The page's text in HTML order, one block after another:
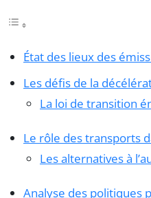
État des lieux des
Les défis de la
La loi de transition
Le rôle des transports
Les alternatives à
Analyse des politiques